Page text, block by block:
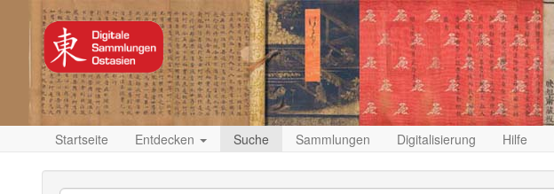
Startseite Entdecken Suche Sammlungen Digitalisierung Hilfe